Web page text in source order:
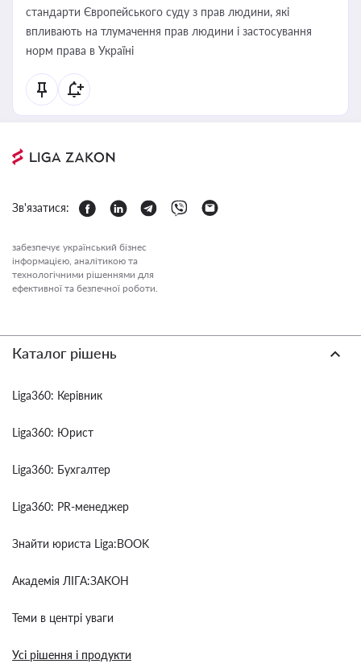
стандарти Європейського суду з прав людини, які
впливають на тлумачення прав людини і застосування
норм права в Україні
Зв'язатися:
забезпечує український бізнес
інформацією, аналітикою та
технологічними рішеннями для
ефективної та безпечної роботи.
Каталог рішень
Liga360: Керівник
Liga360: Юрист
Liga360: Бухгалтер
Liga360: PR-менеджер
Знайти юриста Liga:BOOK
Академія ЛІГА:ЗАКОН
Теми в центрі уваги
Усі рішення і продукти